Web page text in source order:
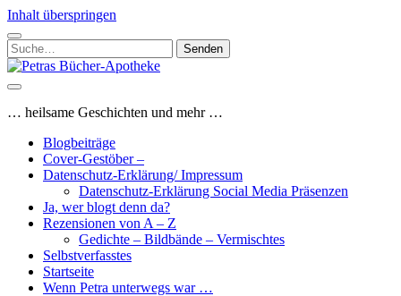
Inhalt überspringen
Suchen
nach:
Petras
Bücher-
… heilsame Geschichten und mehr …
Blogbeiträge
Cover-Gestöber –
Datenschutz-Erklärung/ Impressum
Datenschutz-Erklärung Social Media Präsenzen
Ja, wer blogt denn da?
Rezensionen von A – Z
Gedichte – Bildbände – Vermischtes
Selbstverfasstes
Startseite
Wenn Petra unterwegs war …